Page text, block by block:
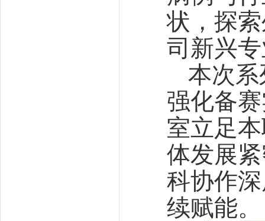
状，探
司新兴
本次
强化备
室立足
体发展
科协作
续赋能。